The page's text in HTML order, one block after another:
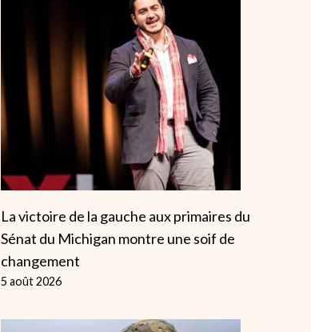
La victoire de la gauche aux primaires du
Sénat du Michigan montre une soif de
changement
5 août 2026